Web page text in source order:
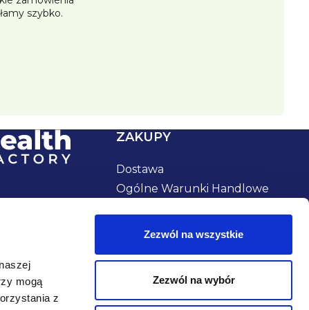
mogą
z
Zezwól na wszystkie
Zezwól na wybór
szybko.
ZAKUPY
Dostawa
Ogólne Warunki Handlowe
Kupony rabatowe
Cookies